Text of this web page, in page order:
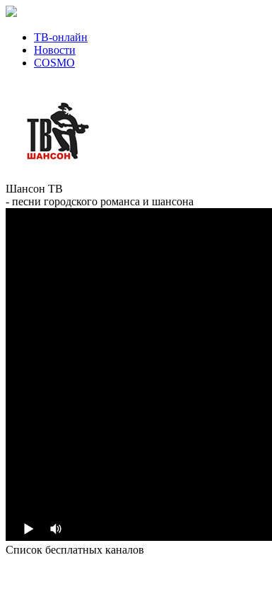
ТВ-онлайн
Новости
COSMO
Шансон ТВ
- песни городского романса и шансона
Список бесплатных каналов